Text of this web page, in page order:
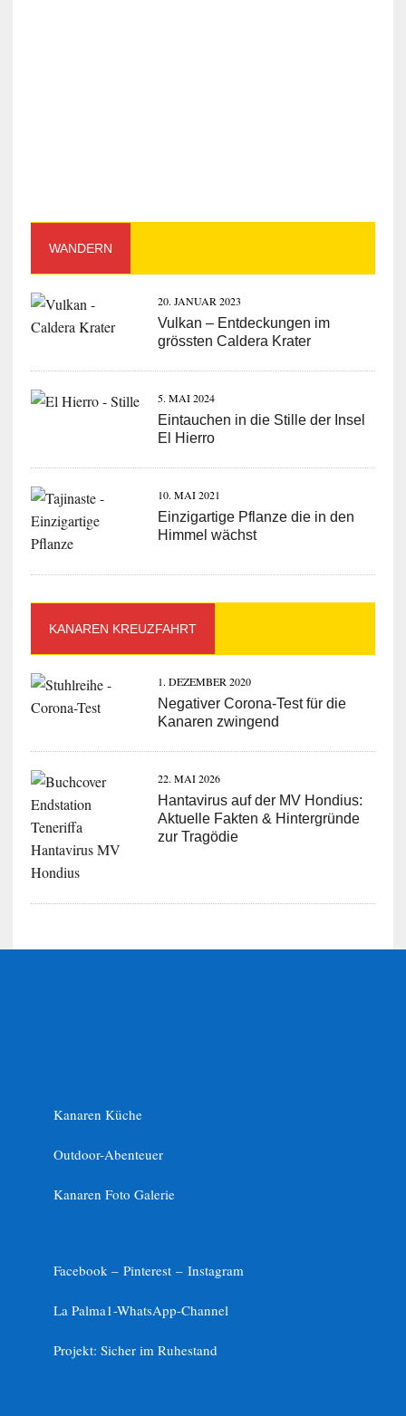
WANDERN
20. JANUAR 2023
Vulkan – Entdeckungen im
grössten Caldera Krater
5. MAI 2024
Eintauchen in die Stille der Insel
El Hierro
10. MAI 2021
Einzigartige Pflanze die in den
Himmel wächst
KANAREN KREUZFAHRT
1. DEZEMBER 2020
Negativer Corona-Test für die
Kanaren zwingend
22. MAI 2026
Hantavirus auf der MV Hondius:
Aktuelle Fakten & Hintergründe
zur Tragödie
Kanaren Küche
Outdoor-Abenteuer
Kanaren Foto Galerie
Facebook – Pinterest – Instagram
La Palma1-WhatsApp-Channel
Projekt: Sicher im Ruhestand